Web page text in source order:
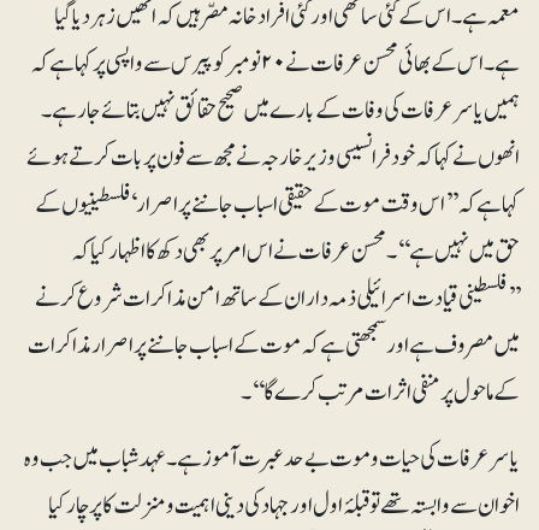
معمہ ہے۔ اس کے کئی ساتھی اور کئی افراد خانہ مصّرہیں کہ انھیں زہر دیا گیا
ہے۔ اس کے بھائی محسن عرفات نے ۲۰نومبر کو پیرس سے واپسی پر کہا ہے کہ
ہمیں یاسرعرفات کی وفات کے بارے میں صحیح حقائق نہیں بتائے جارہے۔
انھوں نے کہا کہ خود فرانسیسی وزیرخارجہ نے مجھ سے فون پر بات کرتے ہوئے
کہا ہے کہ ’’اس وقت موت کے حقیقی اسباب جاننے پر اصرار‘ فلسطینیوں کے
حق میں نہیں ہے‘‘۔ محسن عرفات نے اس امر پر بھی دکھ کا اظہار کیا کہ
’’فلسطینی قیادت اسرائیلی ذمہ داران کے ساتھ امن مذاکرات شروع کرنے
میں مصروف ہے اور سمجھتی ہے کہ موت کے اسباب جاننے پر اصرار مذاکرات
کے ماحول پر منفی اثرات مرتب کرے گا‘‘۔
یاسر عرفات کی حیات و موت بے حد عبرت آموز ہے۔ عہدشباب میں جب وہ
اخوان سے وابستہ تھے تو قبلۂ اول اور جہاد کی دینی اہمیت و منزلت کا پرچار کیا